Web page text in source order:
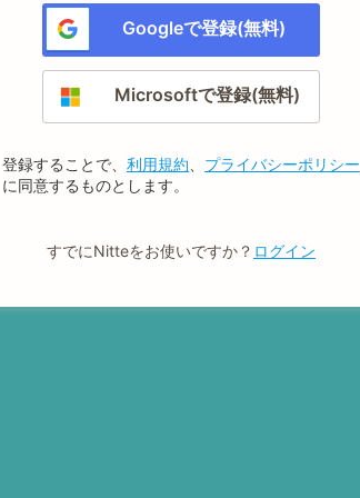
Googleで登録(無料)
Microsoftで登録(無料)
登録することで、 利用規約
プライバシーポリシー
に同意するものとします。
すでにNitteをお使いですか？ ログイン